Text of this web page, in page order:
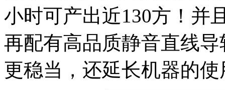
小时可产出近130方！并
再配有高品质静音直线
更稳当，还延长机器的